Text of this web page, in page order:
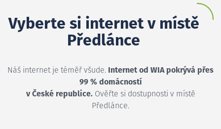
Vyberte si internet v místě
Předlánce
Náš internet je téměř všude. Internet od WIA pokrývá přes
99 % domácností
v České republice.Ověřte si dostupnosti v místě
Předlánce.